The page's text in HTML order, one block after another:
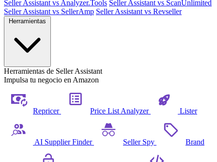
Seller Assistant vs Analyzer.Tools Seller Assistant vs ScanUnlimited
Seller Assistant vs SellerAmp Seller Assistant vs Revseller
Herramientas de Seller Assistant
Impulsa tu negocio en Amazon
Repricer Price List Analyzer Lister
AI Supplier Finder Seller Spy Brand